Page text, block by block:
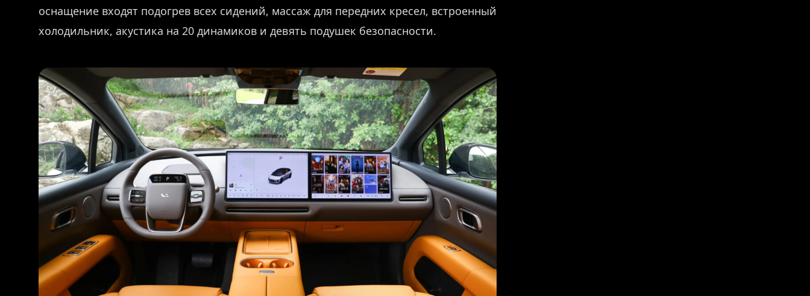
оснащение входят подогрев всех сидений, массаж для передних кресел, встроенный
холодильник, акустика на 20 динамиков и девять подушек безопасности.